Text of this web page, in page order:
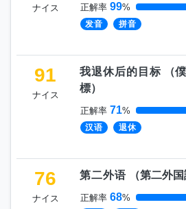
ナイス 正解率 99%
发音 拼音
91
ナイス
我退休后的目标 （
標）
正解率 71%
汉语 退休
76
ナイス
第二外语 （第二外国
正解率 68%